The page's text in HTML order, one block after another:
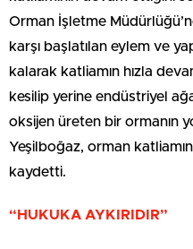
Orman İşletme
karşı başlatılan eylem ve
kalarak katliamın hızla
kesilip yerine endüstriyel
oksijen üreten bir ormanın
Yeşilboğaz, orman
kaydetti.
“HUKUKA AYKIRIDIR”